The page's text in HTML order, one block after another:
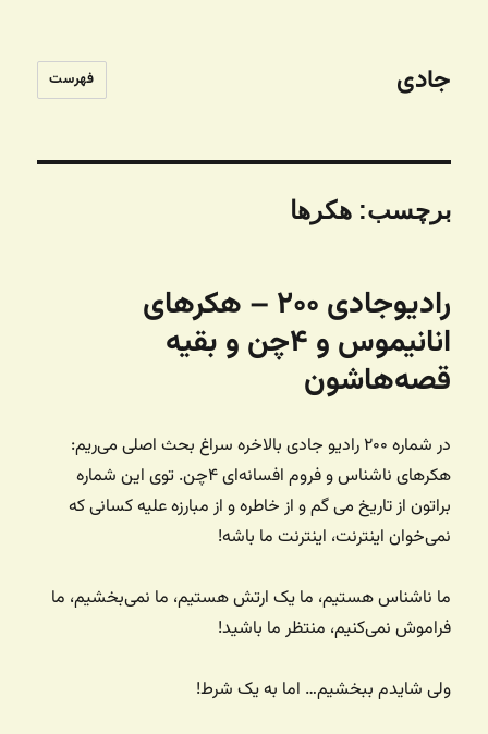
جادی فهرست
برچسب:هکرها
رادیوجادی ۲۰۰ – هکرهای
انانیموس و ۴چن و بقیه
قصه‌هاشون
در شماره ۲۰۰ رادیو جادی بالاخره سراغ بحث اصلی می‌ریم:
هکرهای ناشناس و فروم افسانه‌ای ۴چن. توی این شماره
براتون از تاریخ می گم و از خاطره و از مبارزه علیه کسانی که
نمی‌خوان اینترنت، اینترنت ما باشه!
ما ناشناس هستیم، ما یک ارتش هستیم، ما نمی‌بخشیم، ما
فراموش نمی‌کنیم، منتظر ما باشید!
ولی شایدم ببخشیم… اما به یک شرط!